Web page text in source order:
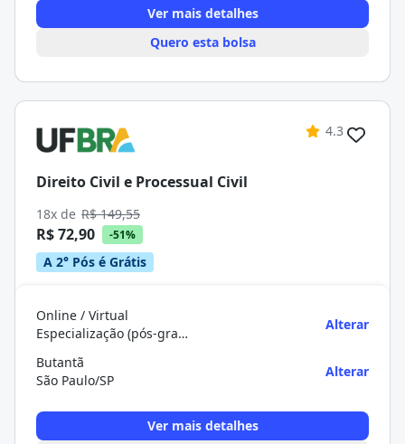
Ver mais detalhes
Quero esta bolsa
4.3
Direito Civil e Processual Civil
18x de R$ 149,55
R$ 72,90 -51%
A 2° Pós é Grátis
Online / Virtual
Especialização (pós-graduação)
Alterar
Butantã
São Paulo/SP
Alterar
Ver mais detalhes